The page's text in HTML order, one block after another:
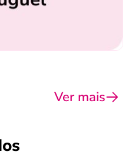
Ver mais